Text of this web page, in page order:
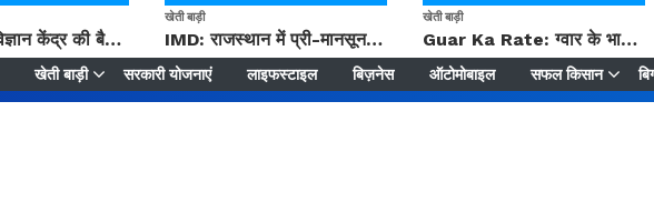
सिरसा: कृषि विज्ञान केंद्र की बैठक में फसल बीमा विधि कारण व कृषि उद्यमिता बढ़ावा देने पर चर्चा
खेती बाड़ी
IMD: राजस्थान में प्री-मानसून की सामान्य से 74% अधिक बारिश, दस्तक में देरी और मानसून कमजोर रहेगा
खेती बाड़ी
Guar Ka Rate: ग्वार के भाव में हल्की बढ़ोतरी, बढ़ सकता है बुवाई का रकबा
खेती बाड़ी सरकारी योजनाएं लाइफस्टाइल बिज़नेस ऑटोमोबाइल सफल किसान